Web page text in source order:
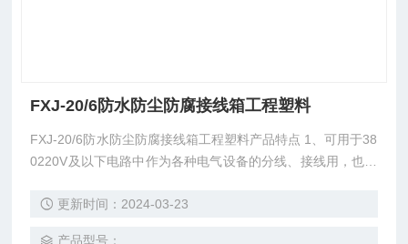
FXJ-20/6防水防尘防腐接线箱工程塑料
FXJ-20/6防水防尘防腐接线箱工程塑料产品特点 1、可用于38
0220V及以下电路中作为各种电气设备的分线、接线用，也可
采用玻璃纤维增强不饱和聚酯树脂压制而成，具有耐腐蚀，耐
更新时间：2024-03-23
产品型号：